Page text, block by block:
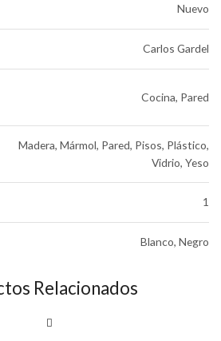
Nuevo
Carlos Gardel
Cocina, Pared
Madera, Mármol, Pared, Pisos, Plástico,
Vidrio, Yeso
1
Blanco, Negro
Relacionados